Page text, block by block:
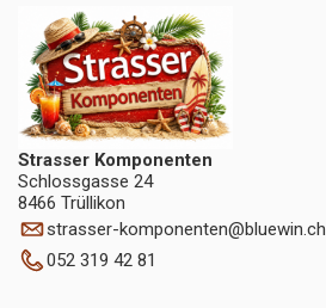
Strasser Komponenten
Schlossgasse 24
8466 Trüllikon
strasser-komponenten@bluewin.ch
052 319 42 81